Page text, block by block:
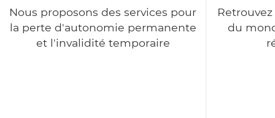
Nous proposons des services pour
la perte d'autonomie permanente
et l'invalidité temporaire
du